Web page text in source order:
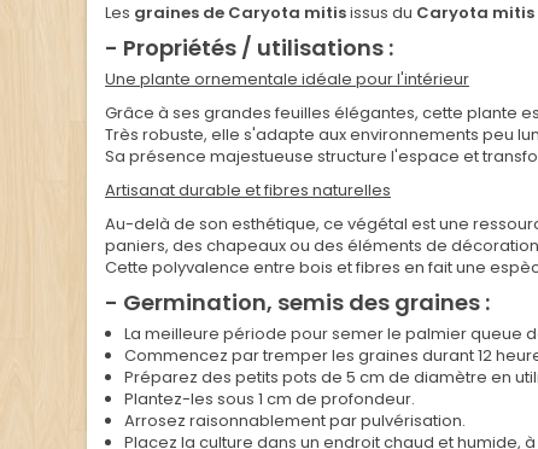
Les graines de Caryota mitisissus du Caryota mitis
- Propriétés / utilisations :
Une plante ornementale idéale pour l'intérieur
Grâce à ses grandes feuilles élégantes, cette plante
Très robuste, elle s'adapte aux environnements peu
Sa présence majestueuse structure l'espace et
Artisanat durable et fibres naturelles
Au-delà de son esthétique, ce végétal est une
paniers, des chapeaux ou des éléments de
Cette polyvalence entre bois et fibres en fait une
- Germination, semis des graines :
La meilleure période pour semer le palmier queue
Commencez par tremper les graines durant 12
Préparez des petits pots de 5 cm de diamètre en
Plantez-les sous 1 cm de profondeur.
Arrosez raisonnablement par pulvérisation.
Placez la culture dans un endroit chaud et humide,